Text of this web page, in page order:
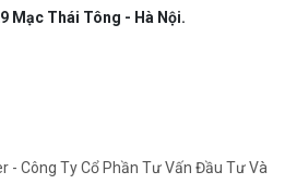
Mạc Thái Tông - Hà Nội.
- Công Ty Cổ Phần Tư Vấn Đầu Tư Và